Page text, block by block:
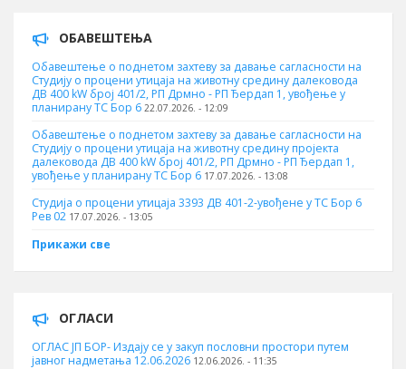
ОБАВЕШТЕЊА
Обавештење о поднетом захтеву за давање сагласности на
Студију о процени утицаја на животну средину далековода
ДВ 400 kW број 401/2, РП Дрмно - РП Ђердап 1, увођење у
планирану ТС Бор 6 22.07.2026. - 12:09
Обавештење о поднетом захтеву за давање сагласности на
Студију о процени утицаја на животну средину пројекта
далековода ДВ 400 kW број 401/2, РП Дрмно - РП Ђердап 1,
увођење у планирану ТС Бор 6 17.07.2026. - 13:08
Студија о процени утицаја 3393 ДВ 401-2-увођене у ТС Бор 6
Рев 02 17.07.2026. - 13:05
Прикажи све
ОГЛАСИ
ОГЛАС ЈП БОР- Издају се у закуп пословни простори путем
јавног надметања 12.06.2026 12.06.2026. - 11:35